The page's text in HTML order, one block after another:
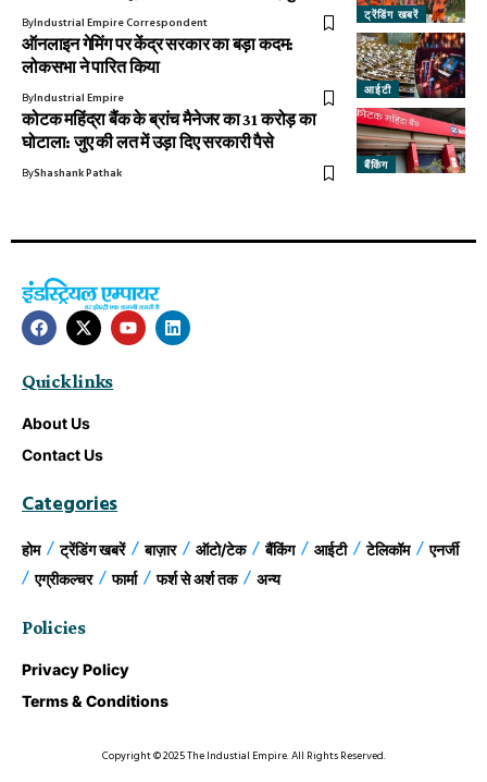
ट्रेंडिंग खबरें
ByIndustrial Empire Correspondent
आईटी
ऑनलाइन गेमिंग पर केंद्र सरकार का बड़ा कदम:
लोकसभा ने पारित किया
ByIndustrial Empire
बैंकिंग
कोटक महिंद्रा बैंक के ब्रांच मैनेजर का 31 करोड़ का
घोटाला: जुए की लत में उड़ा दिए सरकारी पैसे
ByShashank Pathak
Quick links
About Us
Contact Us
Categories
होम ट्रेंडिंग खबरें बाज़ार ऑटो/टेक बैंकिंग आईटी टेलिकॉम
एनर्जी
एग्रीकल्चर
फार्मा फर्श से अर्श तक अन्य
Policies
Privacy Policy
Terms & Conditions
Copyright © 2025 The Industial Empire. All Rights Reserved.